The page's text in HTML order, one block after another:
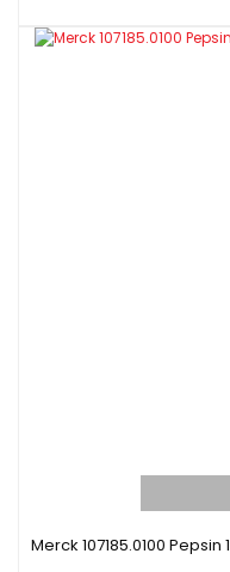
Merck 107185.0100